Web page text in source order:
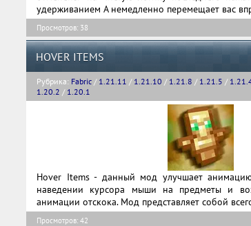
удерживанием A немедленно перемещает вас
Просмотров: 38
HOVER ITEMS
Рубрика: Fabric / 1.21.11 / 1.21.10 / 1.21.8 / 1.21.5 /
1.20.2 / 1.20.1
Hover Items - данный мод улучшает
наведении курсора мыши на предметы и
анимации отскока. Мод представляет собой
Просмотров: 42